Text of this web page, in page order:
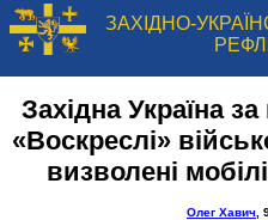
ЗАХІДНО-
Західна Україна
«Воскреслі»
визволені
Олег Хавич ,